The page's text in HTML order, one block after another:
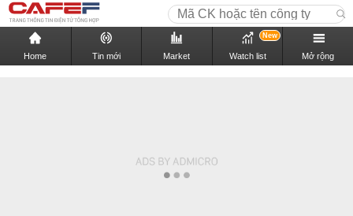
Home Tin mới Market Watch list
New
Mở rộng